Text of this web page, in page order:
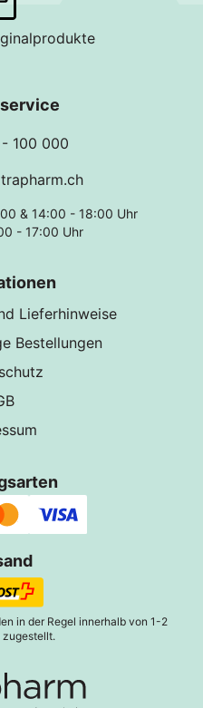
100 000
& 14:00 - 18:00 Uhr
- 17:00 Uhr
Lieferhinweise
Bestellungen
in der Regel innerhalb von 1-2
zugestellt.